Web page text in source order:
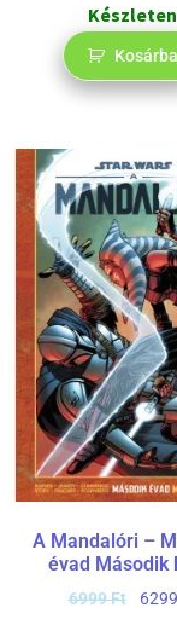
Készleten
Kosárba
A Mandalóri –
évad Második
6999Ft 6299